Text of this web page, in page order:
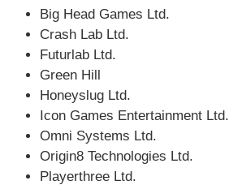
Big Head Games Ltd.
Crash Lab Ltd.
Futurlab Ltd.
Green Hill
Honeyslug Ltd.
Icon Games Entertainment Ltd.
Omni Systems Ltd.
Origin8 Technologies Ltd.
Playerthree Ltd.